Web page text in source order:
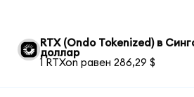
RTX (Ondo Tokenized) в
доллар
1 RTXon равен 286,29 $